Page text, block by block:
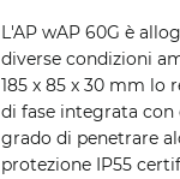
L'AP wAP 60G è
diverse condizioni
185 x 85 x 30 mm lo
di fase integrata
grado di penetrare
protezione IP55